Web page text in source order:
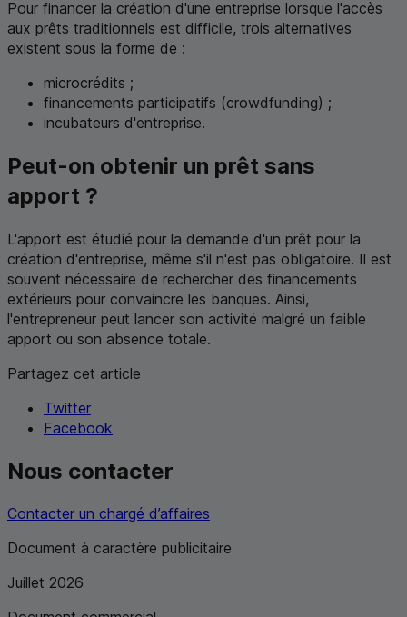
Pour financer la création d'une entreprise lorsque l'accès
aux prêts traditionnels est difficile, trois alternatives
existent sous la forme de :
microcrédits ;
financements participatifs (crowdfunding) ;
incubateurs d'entreprise.
Peut-on obtenir un prêt sans
apport ?
L'apport est étudié pour la demande d'un prêt pour la
création d'entreprise, même s'il n'est pas obligatoire. Il est
souvent nécessaire de rechercher des financements
extérieurs pour convaincre les banques. Ainsi,
l'entrepreneur peut lancer son activité malgré un faible
apport ou son absence totale.
Partagez cet article
Twitter
Facebook
Nous contacter
Contacter un chargé d’affaires
Document à caractère publicitaire
Juillet 2026